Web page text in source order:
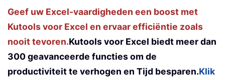
Geef uw Excel-vaardigheden een boost met
Kutools voor Excel en ervaar efficiëntie zoals
nooit tevoren.Kutools voor Excel biedt meer dan
300 geavanceerde functies om de
productiviteit te verhogen en Tijd besparen.Klik